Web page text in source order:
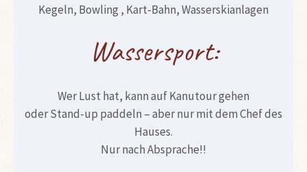
Kegeln, Bowling , Kart-Bahn, Wasserskianlagen
Wassersport:
Wer Lust hat, kann auf Kanutour gehen
oder Stand-up paddeln – aber nur mit dem Chef des
Hauses.
Nur nach Absprache!!